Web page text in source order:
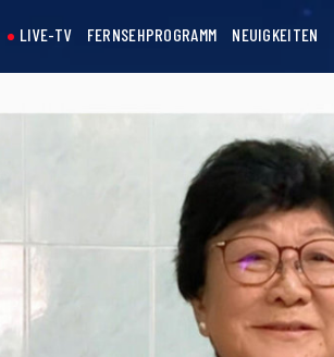
LIVE-TV FERNSEHPROGRAMM NEUIGKEITEN